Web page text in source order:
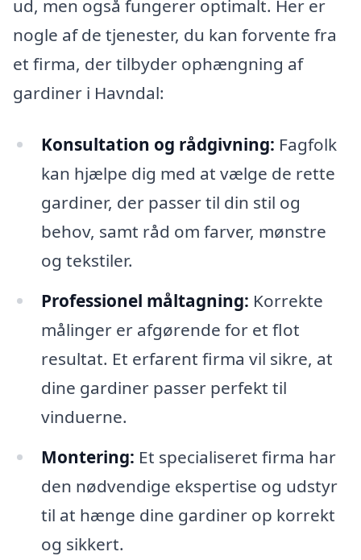
ud, men også fungerer optimalt. Her er
nogle af de tjenester, du kan forvente fra
et firma, der tilbyder ophængning af
gardiner i Havndal:
Konsultation og rådgivning: Fagfolk
kan hjælpe dig med at vælge de rette
gardiner, der passer til din stil og
behov, samt råd om farver, mønstre
og tekstiler.
Professionel måltagning: Korrekte
målinger er afgørende for et flot
resultat. Et erfarent firma vil sikre, at
dine gardiner passer perfekt til
vinduerne.
Montering: Et specialiseret firma har
den nødvendige ekspertise og udstyr
til at hænge dine gardiner op korrekt
og sikkert.